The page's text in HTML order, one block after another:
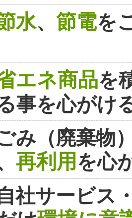
水、 節電を
エネ商品を
事を心がけ
み（廃棄物
再利用を心
社サービス